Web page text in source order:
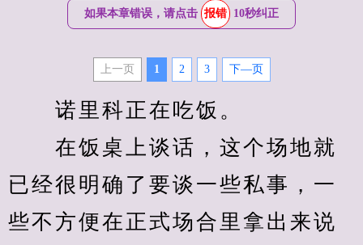
如果本章错误，请点击 报错 10秒纠正
上一页 1 2 3 下—页
诺里科正在吃饭。
在饭桌上谈话，这个场地就
已经很明确了要谈一些私事，一
些不方便在正式场合里拿出来说